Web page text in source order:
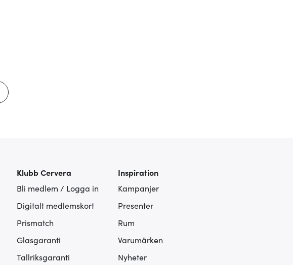
Klubb Cervera
Bli medlem / Logga in
Digitalt medlemskort
Prismatch
Glasgaranti
Tallriksgaranti
Inspiration
Kampanjer
Presenter
Rum
Varumärken
Nyheter